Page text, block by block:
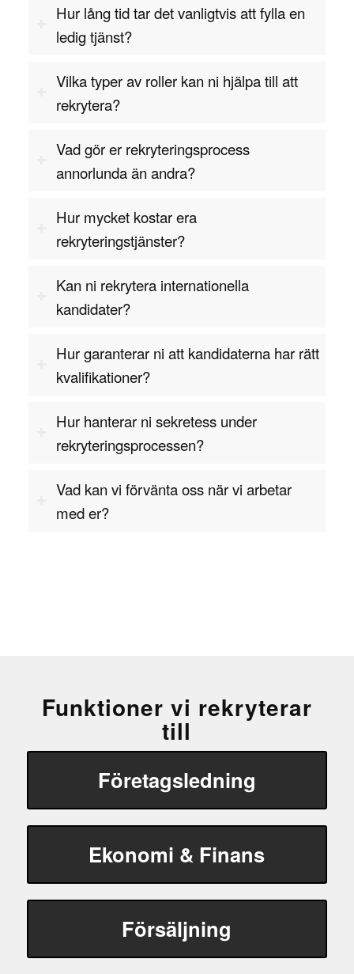
för företag som vill säkerställa effektiva
inköpsprocesser och starka leverantörsrelationer.
En operativ inköpare ansvarar för att hantera
företagets dagliga inköp, förhandla med
leverantörer och säkerställa att rätt material och
produkter finns på plats när de behövs. Med rätt
kombination av förhandlingsförmåga, analytisk
skicklighet och kommunikationsförmåga kan en
operativ inköpare bidra till att optimera företagets
verksamheten löper smidigt.
rekrytera en Operativ Inköpare?
Hur lång tid tar det vanligtvis att fylla en
ledig tjänst?
Vilka typer av roller kan ni hjälpa till att
rekrytera?
Vad gör er rekryteringsprocess
annorlunda än andra?
Hur mycket kostar era
rekryteringstjänster?
Kan ni rekrytera internationella
kandidater?
Hur garanterar ni att kandidaterna har rätt
kvalifikationer?
Hur hanterar ni sekretess under
rekryteringsprocessen?
Vad kan vi förvänta oss när vi arbetar
med er?
Funktioner vi rekryterar
till
Företagsledning
Ekonomi & Finans
Försäljning